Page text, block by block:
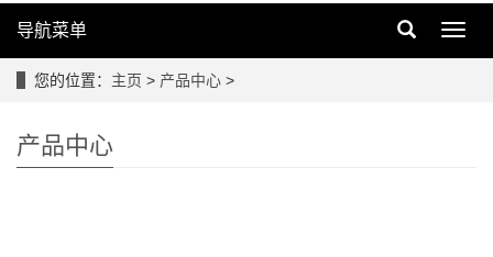
导航菜单
您的位置： 主页 > 产品中心 >
产品中心